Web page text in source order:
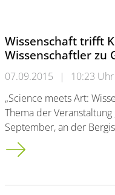
Wissenschaft trifft
Wissenschaftler zu
07.09.2015 |
10:23 Uhr
„Science meets Art:
Thema der Veranstaltung
September, an der
Wissenschaft trifft